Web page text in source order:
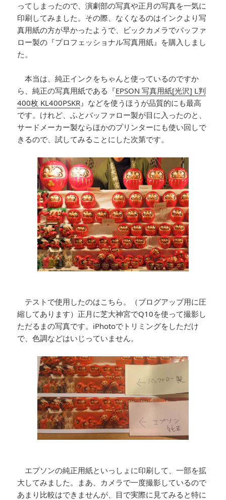
ってしまったので、演劇部の写真や正月の写真を一気に
印刷してみました。その際、なくなるのはインクより写
真用紙の方が早かったようで、ビックカメラでバッファ
ロー製の『プロフェッショナル写真用紙』を購入しまし
た。
本当は、純正インクをちゃんと使っているのですか
ら、純正の写真用紙である『EPSON 写真用紙[光沢] L判
400枚 KL400PSKR』などを使うほうが品質的にも最高
です。けれど、ふとバッファロー製が目に入ったのと、
サードメーカー製ならほかのプリンターにも使い回しで
きるので、試してみることにした次第です。
テストで使用したのはこちら。（ブログアップ用に圧
縮してあります）正月に芝大神宮でQ10を使って撮影し
ただるまの写真です。iPhotoでトリミングをしただけ
で、色調などはいじっていません。
エプソンの純正用紙といっしょに印刷して、一部を拡
大してみました。まあ、カメラで一度撮影しているので
あまり比較はできませんが、目で実際に見てみると特に